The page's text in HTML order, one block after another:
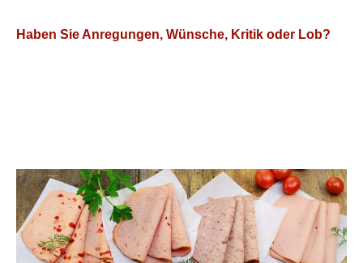
Haben Sie Anregungen, Wünsche, Kritik oder Lob?